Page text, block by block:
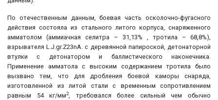
По отечественным данным, боевая часть осколочно-фугасного
действия состояла из стального литого корпуса, снаряженного
амматолом (аммиачная селитра – 31,13% , тротила – 68,8%),
взрывателя L.J.gr.Z23nA. с деревянной папироской, детонаторной
втулки с детонатором и баллистического наконечника.
Применение амматола с высоким содержанием тротила было
вызвано тем, что для дробления боевой каморы снаряда,
изготовленной из литой стали с временным сопротивлением
равным 54 кг/мм2, требовался более сильный чем обычно